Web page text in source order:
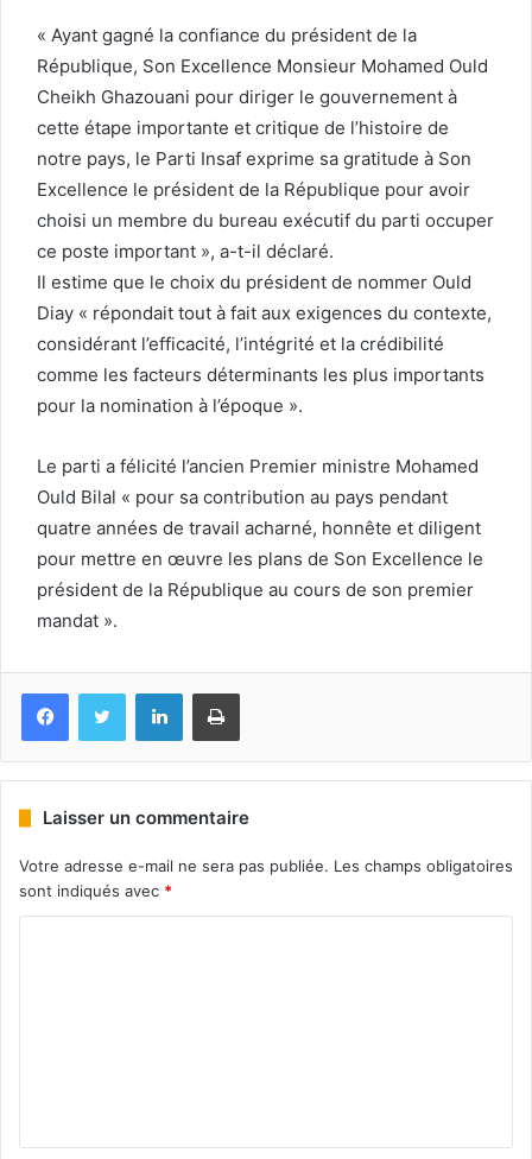
« Ayant gagné la confiance du président de la
République, Son Excellence Monsieur Mohamed Ould
Cheikh Ghazouani pour diriger le gouvernement à
cette étape importante et critique de l’histoire de
notre pays, le Parti Insaf exprime sa gratitude à Son
Excellence le président de la République pour avoir
choisi un membre du bureau exécutif du parti occuper
ce poste important », a-t-il déclaré.
Il estime que le choix du président de nommer Ould
Diay « répondait tout à fait aux exigences du contexte,
considérant l’efficacité, l’intégrité et la crédibilité
comme les facteurs déterminants les plus importants
pour la nomination à l’époque ».
Le parti a félicité l’ancien Premier ministre Mohamed
Ould Bilal « pour sa contribution au pays pendant
quatre années de travail acharné, honnête et diligent
pour mettre en œuvre les plans de Son Excellence le
président de la République au cours de son premier
mandat ».
FacebookTwitter LinkedinImprimer
Laisser un commentaire
Votre adresse e-mail ne sera pas publiée. Les champs obligatoires
sont indiqués avec *